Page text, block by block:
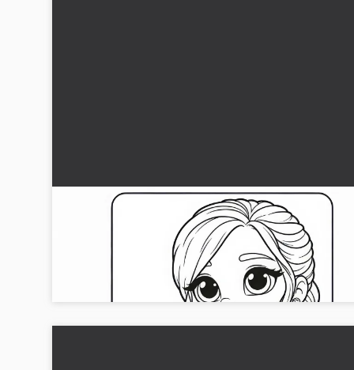
Konståkare får applåder efter
Hämta din gratis målarbild av konståkaren som får applåder
efter sin föreställning. Ladda ner och färglägg nu!...